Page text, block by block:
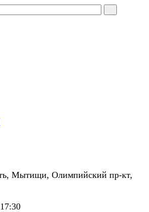
Мытищи, Олимпийский пр-кт,